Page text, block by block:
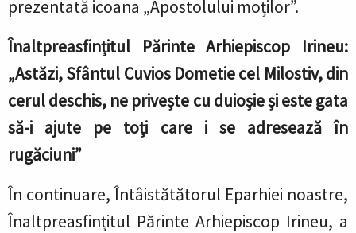
prezentată icoana „Apostolului moților”.
Înaltpreasfințitul Părinte Arhiepiscop Irineu:
„Astăzi, Sfântul Cuvios Dometie cel Milostiv, din
cerul deschis, ne privește cu duioșie și este gata
să-i ajute pe toți care i se adresează în
rugăciuni”
În continuare, Întâistătătorul Eparhiei noastre,
Înaltpreasfințitul Părinte Arhiepiscop Irineu, a